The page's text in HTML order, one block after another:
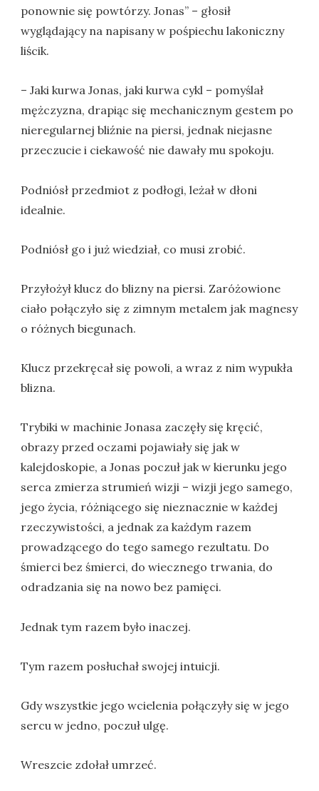
ponownie się powtórzy. Jonas” – głosił
wyglądający na napisany w pośpiechu lakoniczny
liścik.
– Jaki kurwa Jonas, jaki kurwa cykl – pomyślał
mężczyzna, drapiąc się mechanicznym gestem po
nieregularnej bliźnie na piersi, jednak niejasne
przeczucie i ciekawość nie dawały mu spokoju.
Podniósł przedmiot z podłogi, leżał w dłoni
idealnie.
Podniósł go i już wiedział, co musi zrobić.
Przyłożył klucz do blizny na piersi. Zaróżowione
ciało połączyło się z zimnym metalem jak magnesy
o różnych biegunach.
Klucz przekręcał się powoli, a wraz z nim wypukła
blizna.
Trybiki w machinie Jonasa zaczęły się kręcić,
obrazy przed oczami pojawiały się jak w
kalejdoskopie, a Jonas poczuł jak w kierunku jego
serca zmierza strumień wizji – wizji jego samego,
jego życia, różniącego się nieznacznie w każdej
rzeczywistości, a jednak za każdym razem
prowadzącego do tego samego rezultatu. Do
śmierci bez śmierci, do wiecznego trwania, do
odradzania się na nowo bez pamięci.
Jednak tym razem było inaczej.
Tym razem posłuchał swojej intuicji.
Gdy wszystkie jego wcielenia połączyły się w jego
sercu w jedno, poczuł ulgę.
Wreszcie zdołał umrzeć.